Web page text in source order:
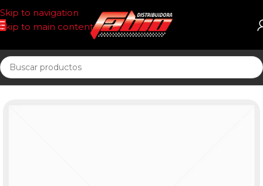
Skip to navigation
Skip to main content
Inicio ACEITE